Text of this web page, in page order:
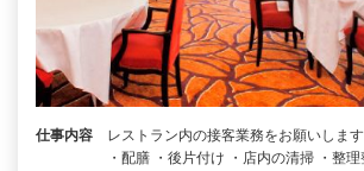
仕事内容
レストラン内の接客業務をお願いしま
・配膳 ・後片付け ・店内の清掃 ・整